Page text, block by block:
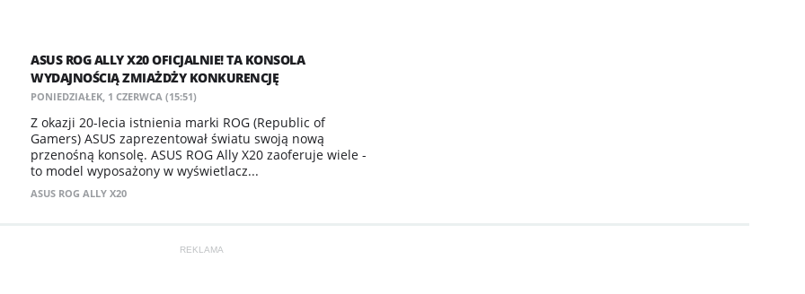
ASUS ROG ALLY X20 OFICJALNIE! TA KONSOLA
WYDAJNOŚCIĄ ZMIAŻDŻY KONKURENCJĘ
PONIEDZIAŁEK, 1 CZERWCA (15:51)
Z okazji 20-lecia istnienia marki ROG (Republic of
Gamers) ASUS zaprezentował światu swoją nową
przenośną konsolę. ASUS ROG Ally X20 zaoferuje wiele -
to model wyposażony w wyświetlacz...
ASUS ROG ALLY X20
REKLAMA